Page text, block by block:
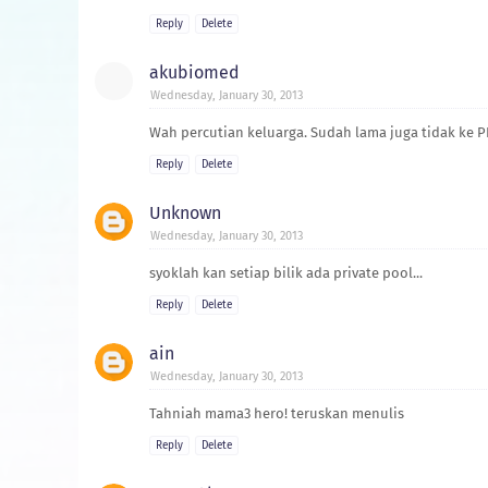
Reply Delete
akubiomed
Wednesday, January 30, 2013
Wah percutian keluarga. Sudah lama juga tidak ke
Reply Delete
Unknown
Wednesday, January 30, 2013
syoklah kan setiap bilik ada private pool...
Reply Delete
ain
Wednesday, January 30, 2013
Tahniah mama3 hero! teruskan menulis
Reply Delete